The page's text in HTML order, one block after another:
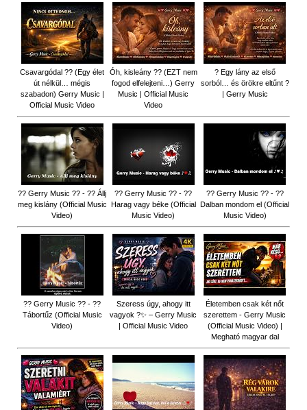
Csavargódal ?? (Egy élet
út nélkül… mégis
szabadon) Gerry Music |
Official Music Video
Óh, kisleány ?? (EZT nem
fogod elfelejteni…) Gerry
Music | Official Music
Video
? Egy lány az első
sorból… és örökre eltűnt ?
| Gerry Music
?? Gerry Music ?? - ?? Állj
meg kislány (Official Music
Video)
?? Gerry Music ?? - ??
Harag vagy béke (Official
Music Video)
?? Gerry Music ?? - ??
Dalban mondom el (Official
Music Video)
?? Gerry Music ?? - ??
Tábortűz (Official Music
Video)
Szeress úgy, ahogy itt
vagyok ?✨ – Gerry Music
| Official Music Video
Életemben csak két nőt
szerettem - Gerry Music
(Official Music Video) |
Megható magyar dal